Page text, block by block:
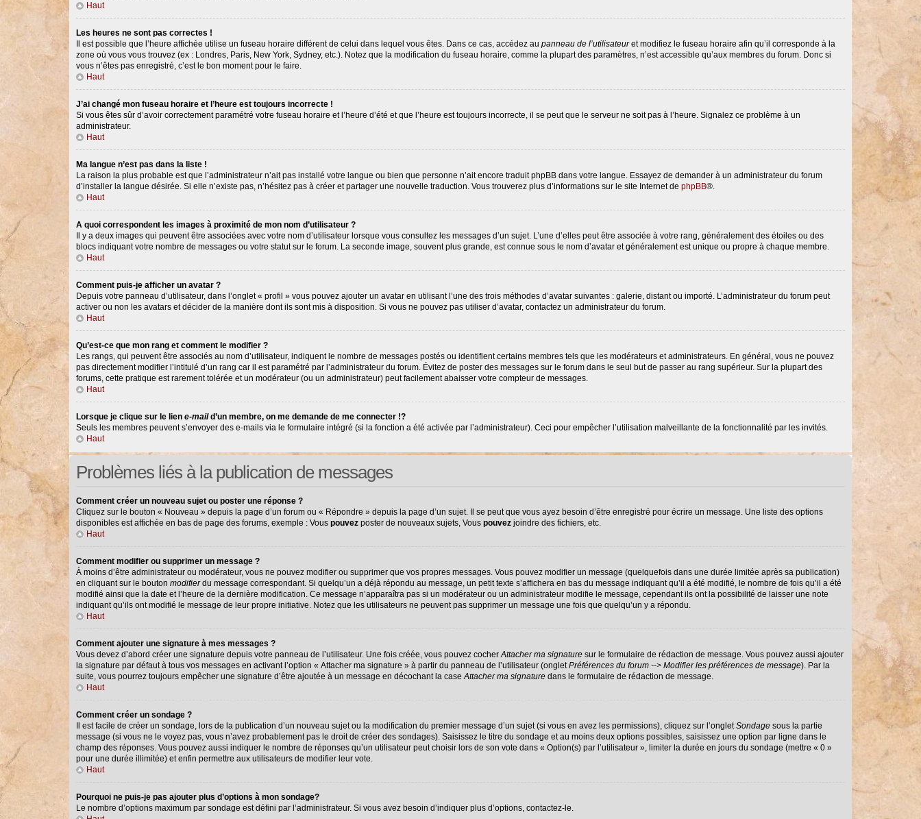
Haut
Les heures ne sont pas correctes !
Il est possible que l’heure affichée utilise un fuseau horaire différent de celui dans lequel vous êtes. Dans ce cas, accédez au panneau de l’utilisateuret modifiez le fuseau horaire afin qu’il corresponde à la
zone où vous vous trouvez (ex : Londres, Paris, New York, Sydney, etc.). Notez que la modification du fuseau horaire, comme la plupart des paramètres, n’est accessible qu’aux membres du forum. Donc si
vous n’êtes pas enregistré, c’est le bon moment pour le faire.
Haut
J’ai changé mon fuseau horaire et l’heure est toujours incorrecte !
Si vous êtes sûr d’avoir correctement paramétré votre fuseau horaire et l’heure d’été et que l’heure est toujours incorrecte, il se peut que le serveur ne soit pas à l’heure. Signalez ce problème à un
administrateur.
Haut
Ma langue n’est pas dans la liste !
La raison la plus probable est que l’administrateur n’ait pas installé votre langue ou bien que personne n’ait encore traduit phpBB dans votre langue. Essayez de demander à un administrateur du forum
d’installer la langue désirée. Si elle n’existe pas, n’hésitez pas à créer et partager une nouvelle traduction. Vous trouverez plus d’informations sur le site Internet de phpBB®.
Haut
A quoi correspondent les images à proximité de mon nom d’utilisateur ?
Il y a deux images qui peuvent être associées avec votre nom d’utilisateur lorsque vous consultez les messages d’un sujet. L’une d’elles peut être associée à votre rang, généralement des étoiles ou des
blocs indiquant votre nombre de messages ou votre statut sur le forum. La seconde image, souvent plus grande, est connue sous le nom d’avatar et généralement est unique ou propre à chaque membre.
Haut
Comment puis-je afficher un avatar ?
Depuis votre panneau d’utilisateur, dans l’onglet « profil » vous pouvez ajouter un avatar en utilisant l’une des trois méthodes d’avatar suivantes : galerie, distant ou importé. L’administrateur du forum peut
activer ou non les avatars et décider de la manière dont ils sont mis à disposition. Si vous ne pouvez pas utiliser d’avatar, contactez un administrateur du forum.
Haut
Qu’est-ce que mon rang et comment le modifier ?
Les rangs, qui peuvent être associés au nom d’utilisateur, indiquent le nombre de messages postés ou identifient certains membres tels que les modérateurs et administrateurs. En général, vous ne pouvez
pas directement modifier l’intitulé d’un rang car il est paramétré par l’administrateur du forum. Évitez de poster des messages sur le forum dans le seul but de passer au rang supérieur. Sur la plupart des
forums, cette pratique est rarement tolérée et un modérateur (ou un administrateur) peut facilement abaisser votre compteur de messages.
Haut
Lorsque je clique sur le lien e-maild’un membre, on me demande de me connecter !?
Seuls les membres peuvent s’envoyer des e-mails via le formulaire intégré (si la fonction a été activée par l’administrateur). Ceci pour empêcher l’utilisation malveillante de la fonctionnalité par les invités.
Haut
Problèmes liés à la publication de messages
Comment créer un nouveau sujet ou poster une réponse ?
Cliquez sur le bouton « Nouveau » depuis la page d’un forum ou « Répondre » depuis la page d’un sujet. Il se peut que vous ayez besoin d’être enregistré pour écrire un message. Une liste des options
disponibles est affichée en bas de page des forums, exemple : Vous pouvezposter de nouveaux sujets, Vous pouvezjoindre des fichiers, etc.
Haut
Comment modifier ou supprimer un message ?
À moins d’être administrateur ou modérateur, vous ne pouvez modifier ou supprimer que vos propres messages. Vous pouvez modifier un message (quelquefois dans une durée limitée après sa publication)
en cliquant sur le bouton modifierdu message correspondant. Si quelqu’un a déjà répondu au message, un petit texte s’affichera en bas du message indiquant qu’il a été modifié, le nombre de fois qu’il a été
modifié ainsi que la date et l’heure de la dernière modification. Ce message n’apparaîtra pas si un modérateur ou un administrateur modifie le message, cependant ils ont la possibilité de laisser une note
indiquant qu’ils ont modifié le message de leur propre initiative. Notez que les utilisateurs ne peuvent pas supprimer un message une fois que quelqu’un y a répondu.
Haut
Comment ajouter une signature à mes messages ?
Vous devez d’abord créer une signature depuis votre panneau de l’utilisateur. Une fois créée, vous pouvez cocherAttacher ma signaturesur le formulaire de rédaction de message. Vous pouvez aussi ajouter
la signature par défaut à tous vos messages en activant l’option « Attacher ma signature » à partir du panneau de l’utilisateur (ongletPréférences du forum --> Modifier les préférences de message). Par la
suite, vous pourrez toujours empêcher une signature d’être ajoutée à un message en décochant la caseAttacher ma signaturedans le formulaire de rédaction de message.
Haut
Comment créer un sondage ?
Il est facile de créer un sondage, lors de la publication d’un nouveau sujet ou la modification du premier message d’un sujet (si vous en avez les permissions), cliquez sur l’ongletSondagesous la partie
message (si vous ne le voyez pas, vous n’avez probablement pas le droit de créer des sondages). Saisissez le titre du sondage et au moins deux options possibles, saisissez une option par ligne dans le
champ des réponses. Vous pouvez aussi indiquer le nombre de réponses qu’un utilisateur peut choisir lors de son vote dans « Option(s) par l’utilisateur », limiter la durée en jours du sondage (mettre « 0 »
pour une durée illimitée) et enfin permettre aux utilisateurs de modifier leur vote.
Haut
Pourquoi ne puis-je pas ajouter plus d’options à mon sondage?
Le nombre d’options maximum par sondage est défini par l’administrateur. Si vous avez besoin d’indiquer plus d’options, contactez-le.